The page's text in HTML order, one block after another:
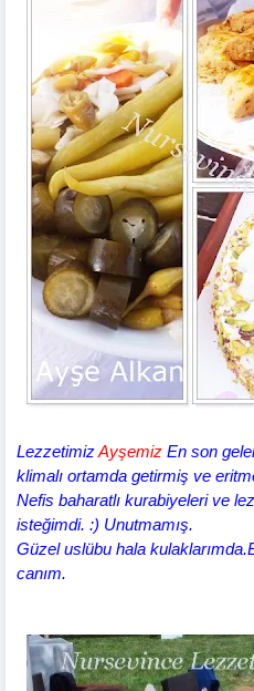
LezzetimizAyşemiz En son
klimalı ortamda getirmiş ve
Nefis baharatlı kurabiyeleri ve
isteğimdi. :) Unutmamış.
Güzel uslübu hala
canım.